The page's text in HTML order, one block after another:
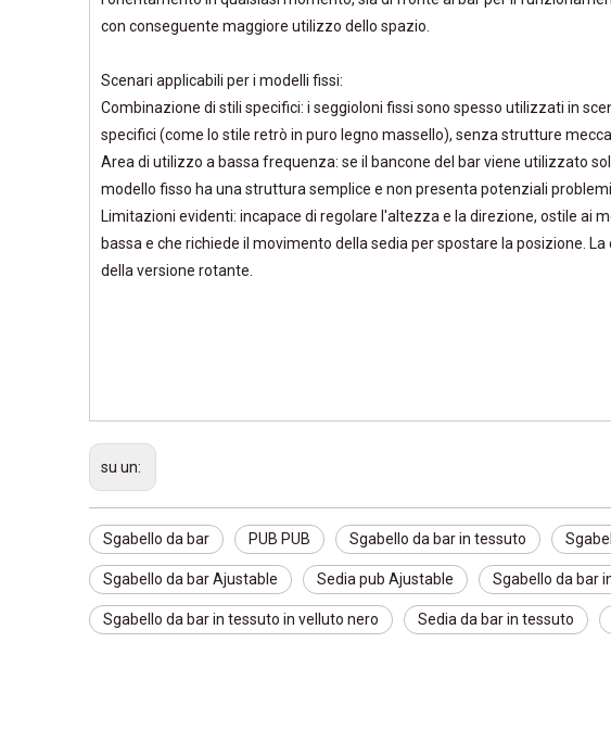
con conseguente maggiore utilizzo dello spazio. ‌‌
Scenari applicabili per i modelli fissi:
Combinazione di stili specifici: i seggioloni fissi sono spesso utilizzati in
specifici (come lo stile retrò in puro legno massello), senza strutture
Area di utilizzo a bassa frequenza: se il bancone del bar viene utilizzato
modello fisso ha una struttura semplice e non presenta potenziali
Limitazioni evidenti: incapace di regolare l'altezza e la direzione, ostile
bassa e che richiede il movimento della sedia per spostare la posizione.
della versione rotante. ‌‌
su un:
Sgabello da bar PUB PUB Sgabello da bar in tessuto
Sgabello da bar Ajustable Sedia pub Ajustable Sgabello da bar
Sgabello da bar in tessuto in velluto nero Sedia da bar in tessuto